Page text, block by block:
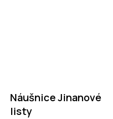
Náušnice Jinanové
listy